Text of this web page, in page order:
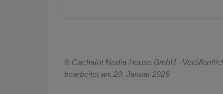
© Cachalot Media House GmbH -
bearbeitet am 29. Januar 2026